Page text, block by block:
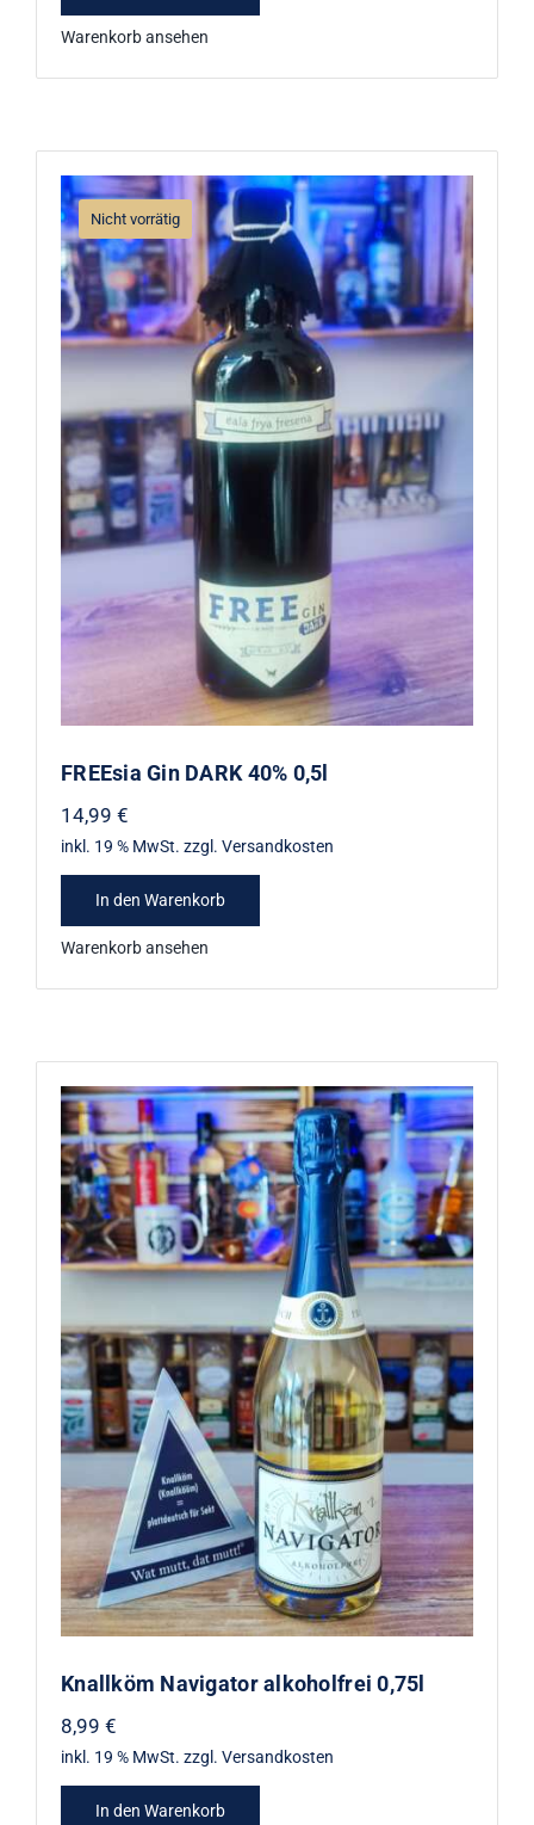
Warenkorb ansehen
Nicht vorrätig
FREEsia Gin DARK 40% 0,5l
FREEsia Gin DARK 40% 0,5l
14,99 €
inkl. 19 % MwSt. zzgl. Versandkosten
In den Warenkorb
Warenkorb ansehen
Knallköm Navigator alkoholfrei
0,75l
Knallköm Navigator alkoholfrei 0,75l
8,99 €
inkl. 19 % MwSt. zzgl. Versandkosten
In den Warenkorb